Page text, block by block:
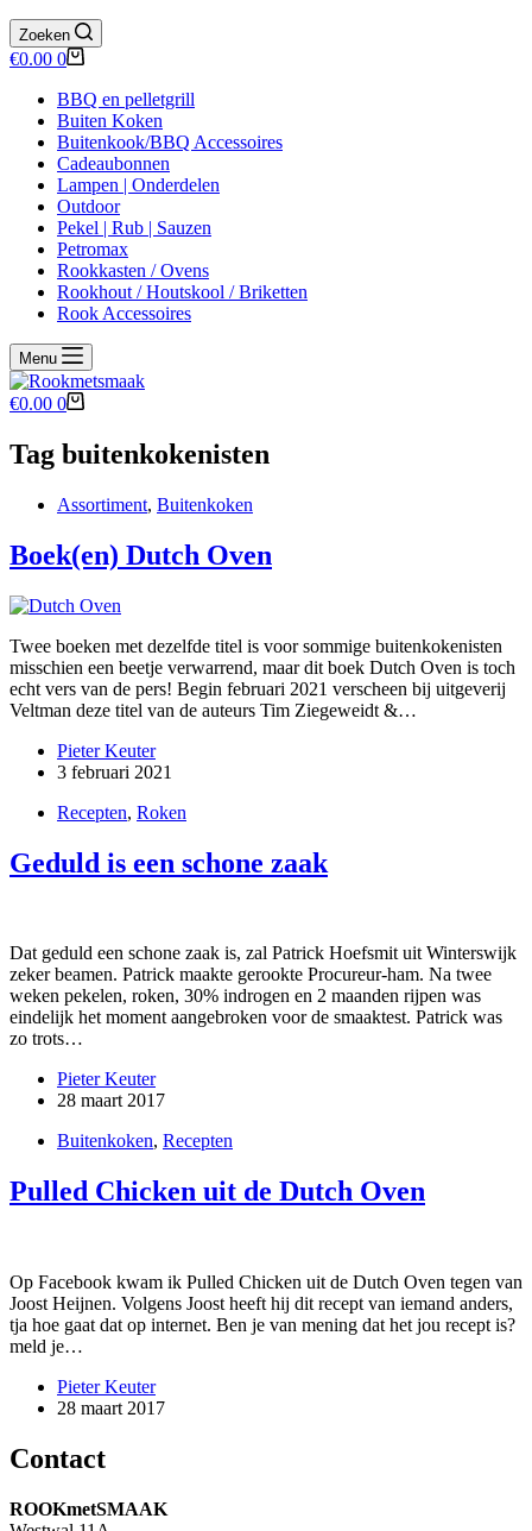
Zoeken
Winkelwagen
€0.00 0
BBQ en pelletgrill
Buiten Koken
Buitenkook/BBQ Accessoires
Cadeaubonnen
Lampen | Onderdelen
Outdoor
Pekel | Rub | Sauzen
Petromax
Rookkasten / Ovens
Rookhout / Houtskool / Briketten
Rook Accessoires
Menu
Winkelwagen
€0.00 0
Tag buitenkokenisten
Assortiment, Buitenkoken
Boek(en) Dutch Oven
Twee boeken met dezelfde titel is voor sommige buitenkokenisten
misschien een beetje verwarrend, maar dit boek Dutch Oven is toch
echt vers van de pers! Begin februari 2021 verscheen bij uitgeverij
Veltman deze titel van de auteurs Tim Ziegeweidt &…
Pieter Keuter
3 februari 2021
Recepten, Roken
Geduld is een schone zaak
Dat geduld een schone zaak is, zal Patrick Hoefsmit uit Winterswijk
zeker beamen. Patrick maakte gerookte Procureur-ham. Na twee
weken pekelen, roken, 30% indrogen en 2 maanden rijpen was
eindelijk het moment aangebroken voor de smaaktest. Patrick was
zo trots…
Pieter Keuter
28 maart 2017
Buitenkoken, Recepten
Pulled Chicken uit de Dutch Oven
Op Facebook kwam ik Pulled Chicken uit de Dutch Oven tegen van
Joost Heijnen. Volgens Joost heeft hij dit recept van iemand anders,
tja hoe gaat dat op internet. Ben je van mening dat het jou recept is?
meld je…
Pieter Keuter
28 maart 2017
Contact
ROOKmetSMAAK